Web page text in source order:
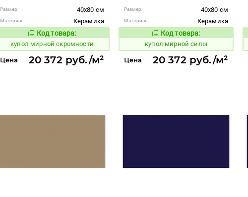
Размер: 40x80 см
Материал:
Керамика
Код товара:
850968 Код товара:
купол мирной скромности
Цена 20 372 руб./м²
Размер: 40x80 см
Материал:
Керамика
Код товара:
850963 Код товара:
купол мирной силы
Цена 20 372 руб./м²